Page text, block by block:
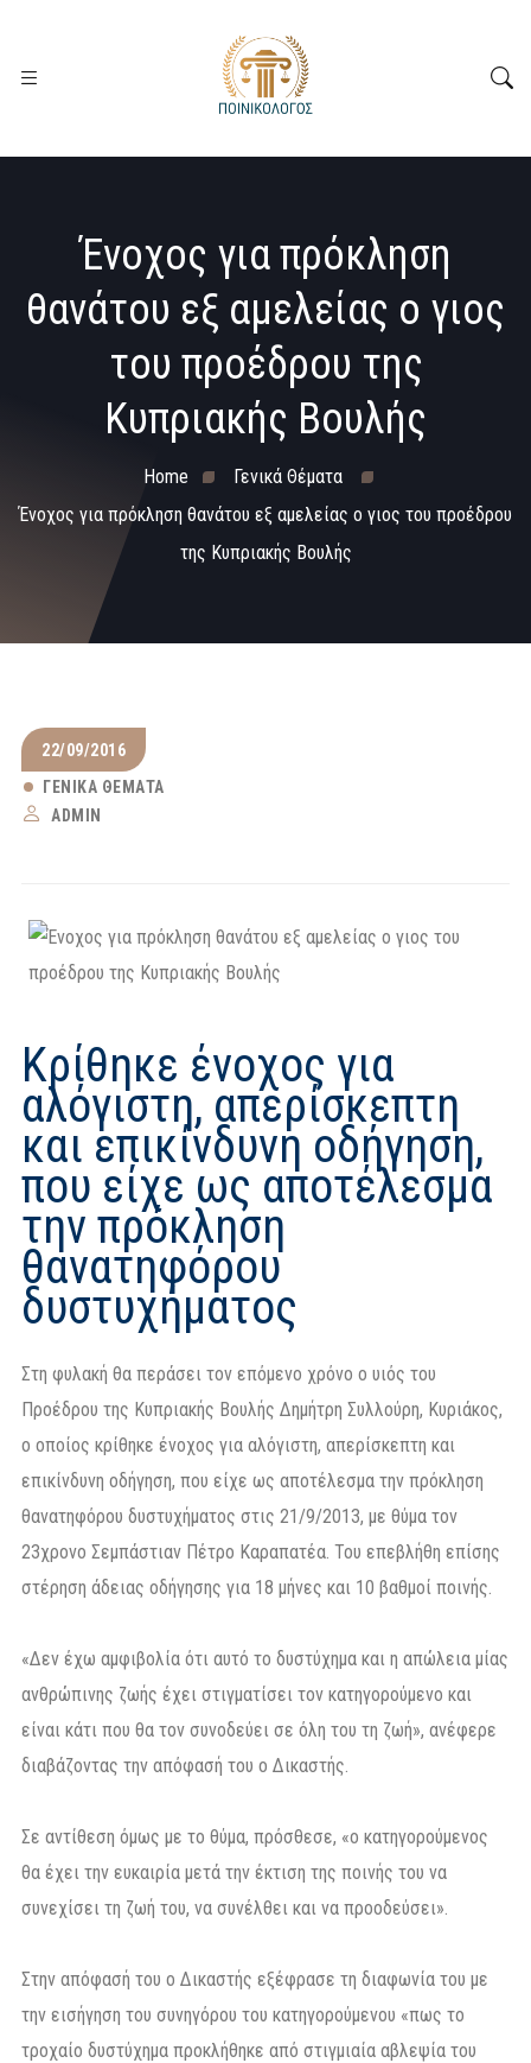
Ένοχος για πρόκληση
θανάτου εξ αμελείας ο γιος
του προέδρου της
Κυπριακής Βουλής
Home
Γενικά Θέματα
Ένοχος για πρόκληση θανάτου εξ αμελείας ο γιος του προέδρου
της Κυπριακής Βουλής
22/09/2016
ΓΕΝΙΚΆ ΘΈΜΑΤΑ
ADMIN
Κρίθηκε ένοχος για
αλόγιστη, απερίσκεπτη
και επικίνδυνη οδήγηση,
που είχε ως αποτέλεσμα
την πρόκληση
θανατηφόρου
δυστυχήματος
Στη φυλακή θα περάσει τον επόμενο χρόνο ο υιός του
Προέδρου της Κυπριακής Βουλής Δημήτρη Συλλούρη, Κυριάκος,
ο οποίος κρίθηκε ένοχος για αλόγιστη, απερίσκεπτη και
επικίνδυνη οδήγηση, που είχε ως αποτέλεσμα την πρόκληση
θανατηφόρου δυστυχήματος στις 21/9/2013, με θύμα τον
23χρονο Σεμπάστιαν Πέτρο Καραπατέα. Του επεβλήθη επίσης
στέρηση άδειας οδήγησης για 18 μήνες και 10 βαθμοί ποινής.
«Δεν έχω αμφιβολία ότι αυτό το δυστύχημα και η απώλεια μίας
ανθρώπινης ζωής έχει στιγματίσει τον κατηγορούμενο και
είναι κάτι που θα τον συνοδεύει σε όλη του τη ζωή», ανέφερε
διαβάζοντας την απόφασή του ο Δικαστής.
Σε αντίθεση όμως με το θύμα, πρόσθεσε, «ο κατηγορούμενος
θα έχει την ευκαιρία μετά την έκτιση της ποινής του να
συνεχίσει τη ζωή του, να συνέλθει και να προοδεύσει».
Στην απόφασή του ο Δικαστής εξέφρασε τη διαφωνία του με
την εισήγηση του συνηγόρου του κατηγορούμενου «πως το
τροχαίο δυστύχημα προκλήθηκε από στιγμιαία αβλεψία του